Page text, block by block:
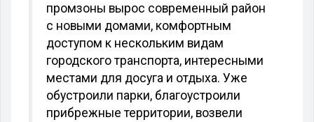
промзоны вырос современный район
с новыми домами, комфортным
доступом к нескольким видам
городского транспорта, интересными
местами для досуга и отдыха. Уже
обустроили парки, благоустроили
прибрежные территории, возвели